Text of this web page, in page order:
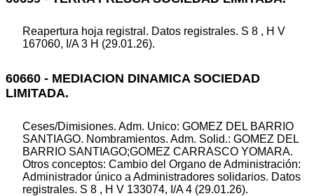
Reapertura hoja registral. Datos registrales. S 8 , H V
167060, I/A 3 H (29.01.26).
60660 - MEDIACION DINAMICA SOCIEDAD
LIMITADA.
Ceses/Dimisiones. Adm. Unico: GOMEZ DEL BARRIO
SANTIAGO. Nombramientos. Adm. Solid.: GOMEZ DEL
BARRIO SANTIAGO;GOMEZ CARRASCO YOMARA.
Otros conceptos: Cambio del Organo de Administración:
Administrador único a Administradores solidarios. Datos
registrales. S 8 , H V 133074, I/A 4 (29.01.26).